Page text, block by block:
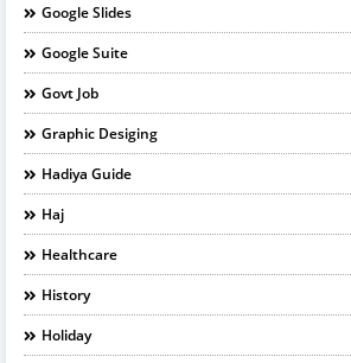
Google Slides
Google Suite
Govt Job
Graphic Desiging
Hadiya Guide
Haj
Healthcare
History
Holiday